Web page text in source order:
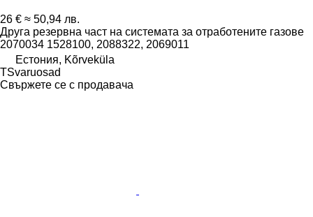
26 € ≈ 50,94 лв.
Друга резервна част на системата за отработените газове
2070034 1528100, 2088322, 2069011
Естония, Kõrveküla
TSvaruosad
Свържете се с продавача